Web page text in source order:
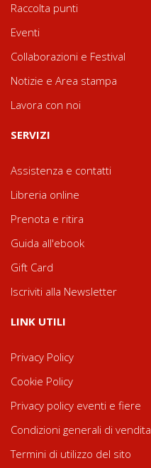
Raccolta punti
Eventi
Collaborazioni e Festival
Notizie e Area stampa
Lavora con noi
SERVIZI
Assistenza e contatti
Libreria online
Prenota e ritira
Guida all'ebook
Gift Card
Iscriviti alla Newsletter
LINK UTILI
Privacy Policy
Cookie Policy
Privacy policy eventi e fiere
Condizioni generali di vendita
Termini di utilizzo del sito